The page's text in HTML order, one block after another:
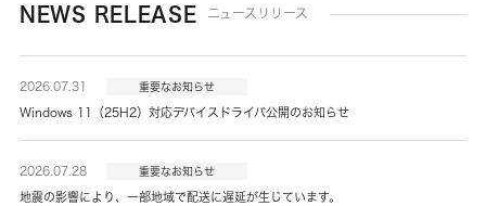
NEWS RELEASE ニュースリリース
2026.07.31 重要なお知らせ
Windows 11（25H2）対応デバイスドライバ公開のお知らせ
2026.07.28 重要なお知らせ
地震の影響により、一部地域で配送に遅延が生じています。